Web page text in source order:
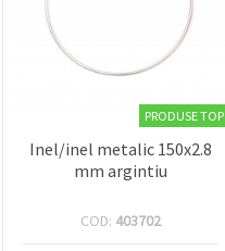
PRODUSE TOP
Inel/inel metalic 150x2.8
mm argintiu
COD: 403702